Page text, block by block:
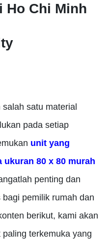
Ho Chi Minh
satu material
pada setiap
unit yang
80 x 80 murah
penting dan
pemilik rumah dan
berikut, kami akan
terkemuka yang